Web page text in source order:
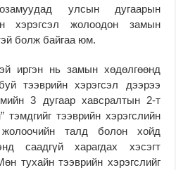
улсын дугаарын
хэрэгсэл жолоодон замын
болж байгаа юм.
иргэн нь замын хөдөлгөөнд
тээврийн хэрэгсэл дээрээ
3 дугаар хавсралтын 2-т
тэмдгийг тээврийн хэрэгслийн
талд болон хойд
саадгүй харагдах хэсэгт
тухайн тээврийн хэрэгслийг